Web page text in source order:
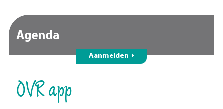
Agenda
Aanmelden
OVR app